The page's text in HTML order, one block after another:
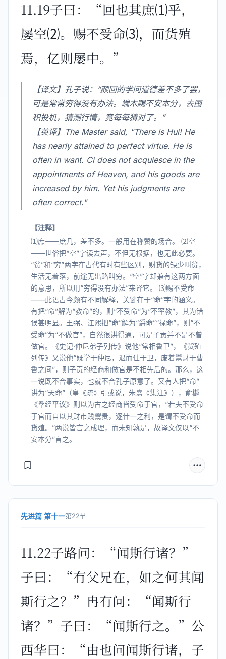
11.19子曰：“回也其庶⑴乎，
屡空⑵。赐不受命⑶，而货殖
焉，亿则屡中。”
【译文】孔子说：“颜回的学问道德差不多了罢，
可是常常穷得没有办法。端木赐不安本分，去囤
积投机，猜测行情，竟每每猜对了。”
【英译】The Master said, "There is Hui! He
has nearly attained to perfect virtue. He is
often in want. Ci does not acquiesce in the
appointments of Heaven, and his goods are
increased by him. Yet his judgments are
often correct."
【注释】
⑴庶——庶几，差不多。一般用在称赞的场合。 ⑵空
——世俗把“空”字读去声，不但无根据，也无此必要。
“贫”和“穷”两字在古代有时有些区别，财货的缺少叫贫，
生活无着落，前途无出路叫穷。“空”字却兼有这两方面
的意思，所以用“穷得没有办法”来译它。 ⑶赐不受命
——此语古今颇有不同解释，关键在于“命”字的涵义。
有把“命”解为“教命”的，则“不受命”为“不率教”，其为错
误甚明显。王弼、江熙把“命”解为“爵命”“禄命”，则“不
受命”为“不做官”，自然很讲得通，可是子贡并不是不曾
做官。《史记·仲尼弟子列传》说他“常相鲁卫”，《货殖
列传》又说他“既学于仲尼，退而仕于卫，废着鬻财于曹
鲁之间”，则子贡的经商和做官是不相先后的。那么，这
一说既不合事实，也就不合孔子原意了。又有人把“命”
讲为“天命”（皇《疏》引或说，朱熹《集注》），俞樾
《羣经平议》则以为古之经商皆受命于官，“若夫不受命
于官而自以其财市贱鬻贵，逐什一之利，是谓不受命而
货殖。”两说皆言之成理，而未知孰是，故译文仅以“不
安本分”言之。
先进篇 第十一第22节
11.22子路问：“闻斯行诸？”
子曰：“有父兄在，如之何其闻
斯行之？”冉有问：“闻斯行
诸？”子曰：“闻斯行之。”公
西华曰：“由也问闻斯行诸，子